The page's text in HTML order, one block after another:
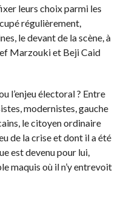
leurs choix parmi les
régulièrement,
le devant de la scène, à
Marzouki et Beji Caid
l’enjeu électoral ? Entre
modernistes, gauche
le citoyen ordinaire
de la crise et dont il a été
est devenu pour lui,
maquis où il n’y entrevoit